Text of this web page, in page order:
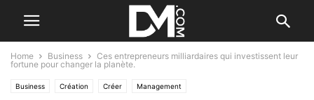
Home Business
Ces entrepreneurs milliardaires qui investissent leur
fortune pour changer la planète.
Business Création Créer Management